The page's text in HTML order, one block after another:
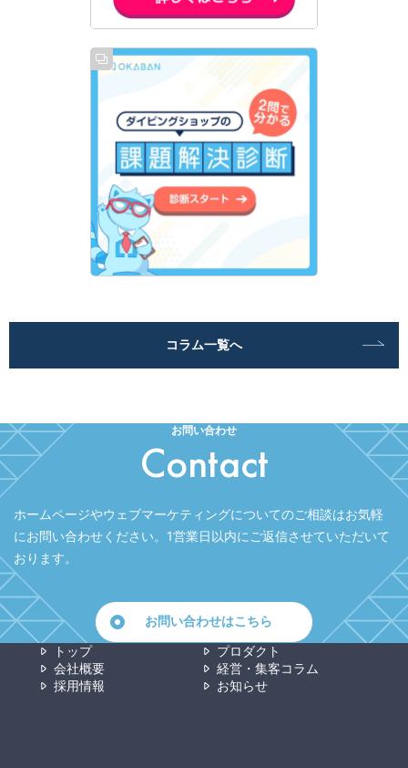
コラム一覧へ
お問い合わせ
Contact
ホームページやウェブマーケティングについてのご相談はお気軽
にお問い合わせください。 1営業日以内にご返信させていただいて
おります。
お問い合わせはこちら
トップ
プロダクト
会社概要
経営・集客コラム
採用情報
お知らせ